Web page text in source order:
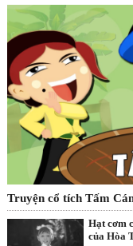
Truyện cổ tích Tấm
Hạt cơm
của Hòa